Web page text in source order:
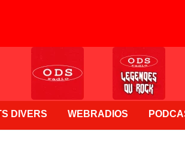
DIVERS WEBRADIOS